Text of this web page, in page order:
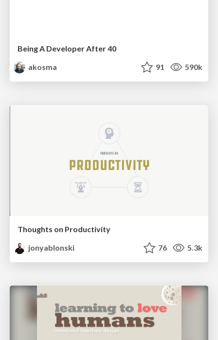
Being A Developer After 40
akosma
91 590k
Thoughts on Productivity
jonyablonski
76 5.3k